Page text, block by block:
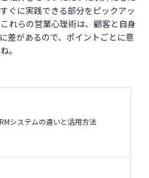
ぐに実践できる部分をピックアッ
れらの営業心理術は、顧客と自身
差があるので、ポイントごとに意
。
システムの違いと活用方法